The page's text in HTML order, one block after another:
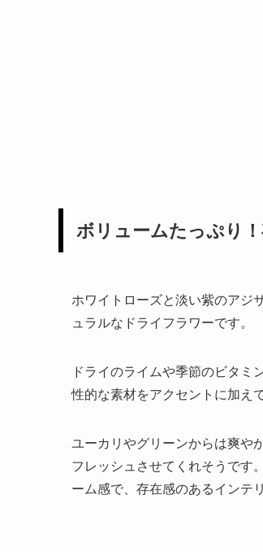
ボリュームたっぷり
ホワイトローズと淡い紫のアジ
ュラルなドライフラワーです。
ドライのライムや季節のビタミ
性的な素材をアクセントに加え
ユーカリやグリーンからは爽や
フレッシュさせてくれそうです
ーム感で、存在感のあるインテ